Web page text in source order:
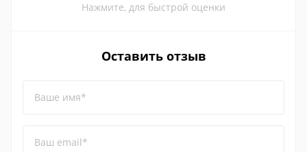
Нажмите, для быстрой оценки
Оставить отзыв
Ваше имя*
Ваш email*